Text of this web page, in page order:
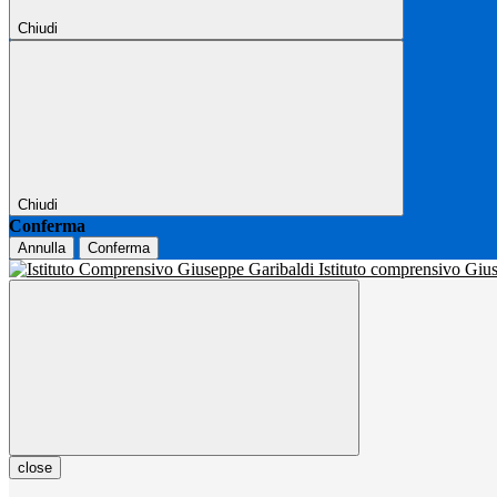
Chiudi
Chiudi
Conferma
Annulla Conferma
Istituto comprensivo
close